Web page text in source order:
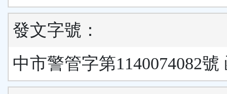
發文字號：
中市警管字第1140074082號